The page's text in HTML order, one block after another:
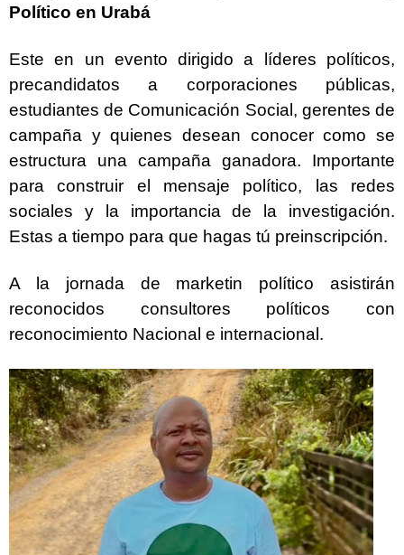
Político en Urabá
Este en un evento dirigido a líderes políticos,
precandidatos a corporaciones públicas,
estudiantes de Comunicación Social, gerentes de
campaña y quienes desean conocer como se
estructura una campaña ganadora. Importante
para construir el mensaje político, las redes
sociales y la importancia de la investigación.
Estas a tiempo para que hagas tú preinscripción.
A la jornada de marketin político asistirán
reconocidos consultores políticos con
reconocimiento Nacional e internacional.